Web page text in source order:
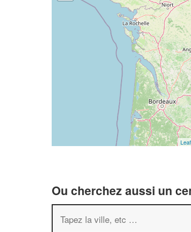
Ou cherchez aussi un